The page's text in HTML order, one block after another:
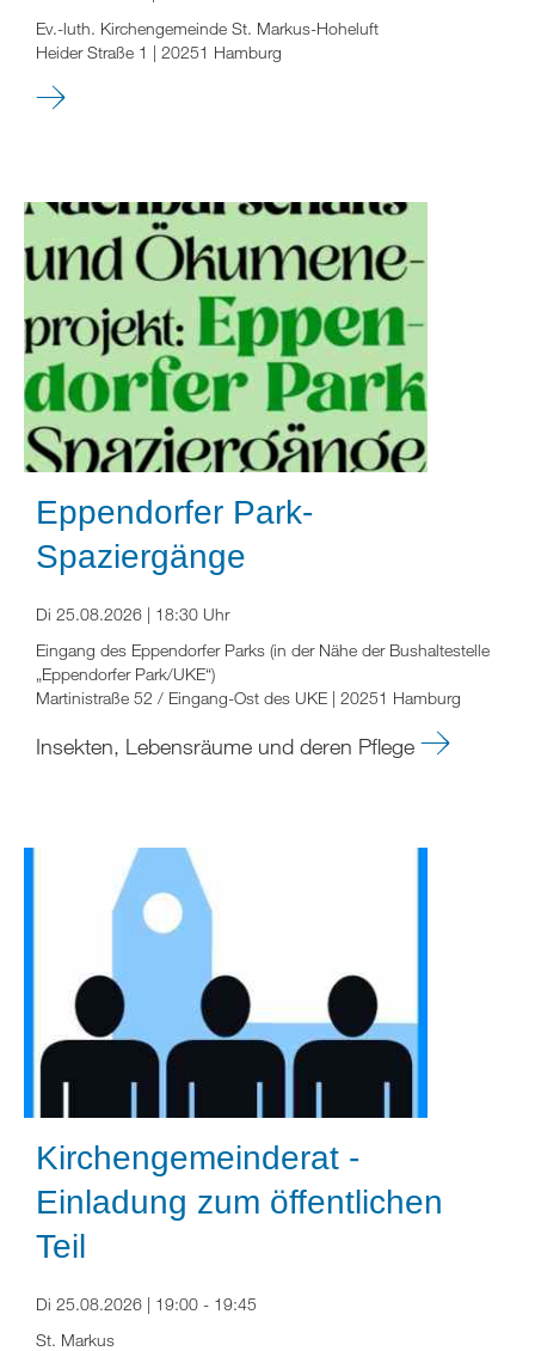
Ev.-luth. Kirchengemeinde St. Markus-Hoheluft
Heider Straße 1 | 20251 Hamburg
Eppendorfer Park-
Spaziergänge
Di 25.08.2026 | 18:30 Uhr
Eingang des Eppendorfer Parks (in der Nähe der Bushaltestelle
„Eppendorfer Park/UKE“)
Martinistraße 52 / Eingang-Ost des UKE | 20251 Hamburg
Insekten, Lebensräume und deren Pflege
Kirchengemeinderat -
Einladung zum öffentlichen
Teil
Di 25.08.2026 | 19:00 - 19:45
St. Markus